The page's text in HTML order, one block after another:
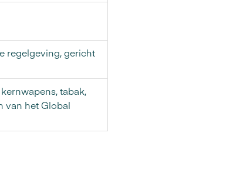
regelgeving, gericht
tabak,
van het Global